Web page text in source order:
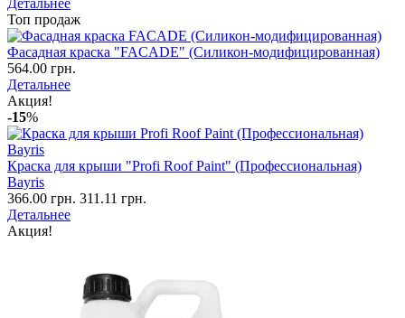
Топ продаж
Фасадная краска "FACADE" (Силикон-модифицированная)
564.00 грн.
Детальнее
Акция!
-15%
Краска для крыши "Profi Roof Paint" (Профессиональная)
Bayris
366.00 грн. 311.11 грн.
Детальнее
Акция!